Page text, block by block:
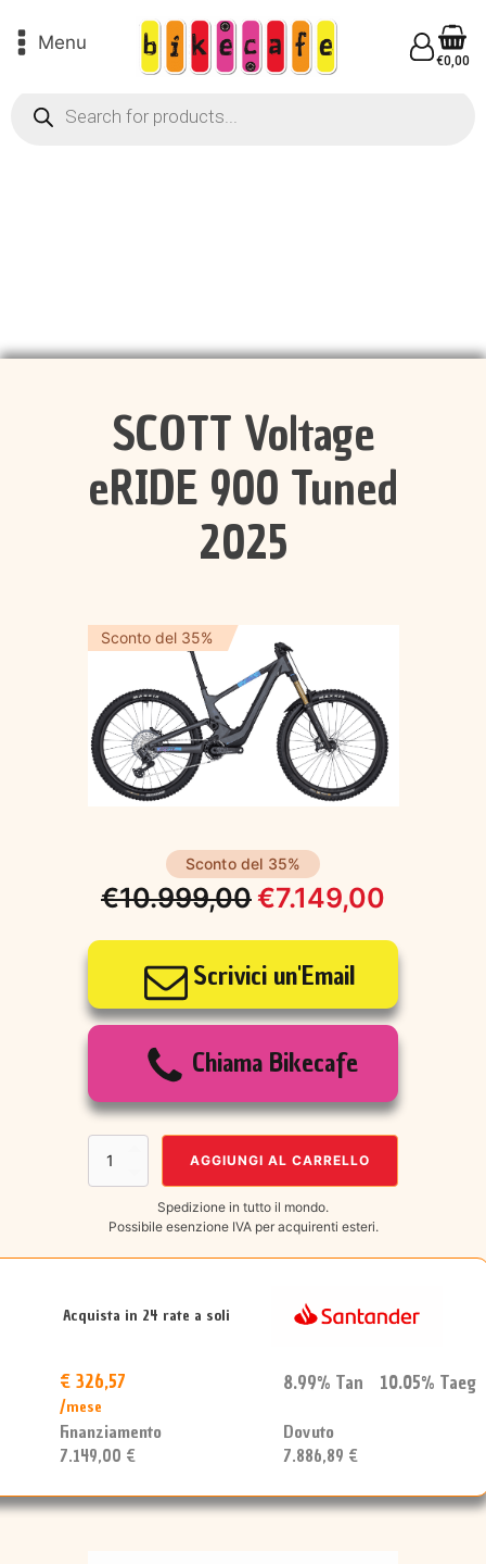
Menu
€0,00
Products
search
SCOTT Voltage
eRIDE 900 Tuned
2025
Sconto del 35%
Sconto del 35%
€10.999,00
Il
originale
€10.999,00.
€7.149,00
Il
attuale
€7.149,00.
Scrivici un'Email
Chiama Bikecafe
SCOTT
Voltage
eRIDE
Tuned
AGGIUNGI AL CARRELLO
Spedizione in tutto il mondo.
Possibile esenzione IVA per acquirenti esteri.
Acquista in 24 rate a soli
€ 326,57
/mese
Finanziamento
7.149,00 €
8.99% Tan 10.05% Taeg
Dovuto
7.886,89 €